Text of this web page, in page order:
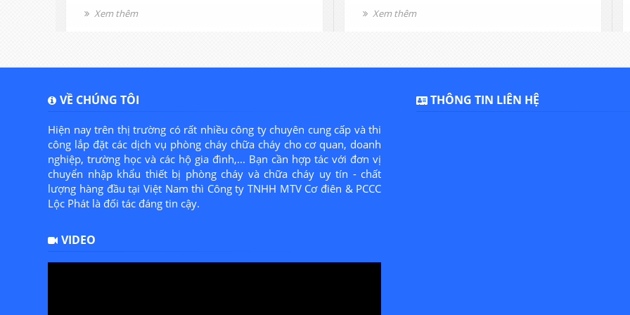
dụng rất phổ biến vì nó có kích thước và khối
Xem thêm
cho nhân viên chúng tôi tư vấn cho bạn nhé.
Xem thêm
VỀ CHÚNG TÔI
Hiện nay trên thị trường có rất nhiều công ty chuyên cung cấp và thi
công lắp đặt các dịch vụ phòng cháy chữa cháy cho cơ quan, doanh
nghiệp, trường học và các hộ gia đình,... Bạn cần hợp tác với đơn vị
chuyển nhập khẩu thiết bị phòng cháy và chữa cháy uy tín - chất
lượng hàng đầu tại Việt Nam thì Công ty TNHH MTV Cơ điên & PCCC
Lộc Phát là đối tác đáng tin cậy.
VIDEO
THÔNG TIN LIÊN HỆ